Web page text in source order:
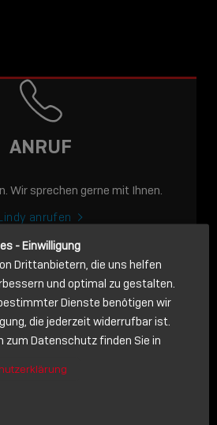
FÜR
S BIS
ANRUF
Wir sprechen gerne mit Ihnen.
anrufen
Dann schicken Sie uns gerne eine
- Einwilligung
Drittanbietern, die uns helfen
und optimal zu gestalten.
Dienste benötigen wir
die jederzeit widerrufbar ist.
zum Datenschutz finden Sie in